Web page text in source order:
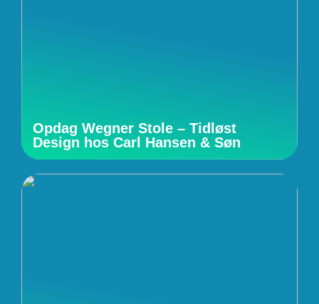
Opdag Wegner Stole – Tidløst
Design hos Carl Hansen & Søn